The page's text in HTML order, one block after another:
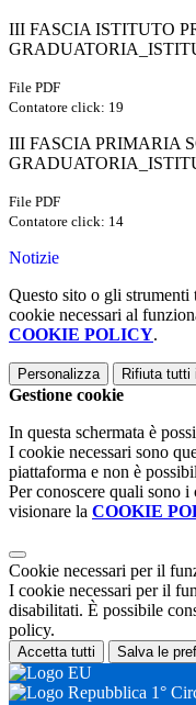
III FASCIA ISTITUTO
File PDF
Contatore click: 19
III FASCIA PRIMARIA
File PDF
Contatore click: 14
Notizie
Questo sito o gli
cookie necessari al
COOKIE POLICY.
Personalizza Rifiuta tutti
Gestione cookie
In questa schermata è
I cookie necessari sono
piattaforma e non è
Per conoscere quali sono
visionare la COOKIE
Cookie necessari per il
I cookie necessari per il
disabilitati. È possibile
policy.
Accetta tutti Salva le
1°